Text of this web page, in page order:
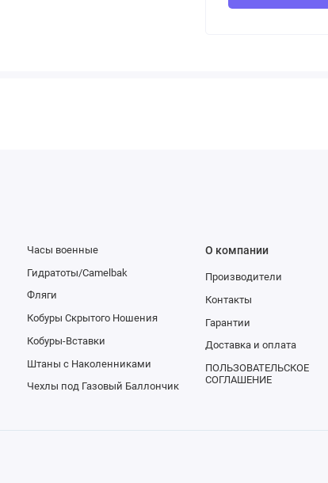
Часы военные
Гидратоты/Camelbak
Фляги
Кобуры Скрытого Ношения
Кобуры-Вставки
Штаны с Наколенниками
Чехлы под Газовый Баллончик
О компании
Производители
Контакты
Гарантии
Доставка и оплата
ПОЛЬЗОВАТЕЛЬСКОЕ
СОГЛАШЕНИЕ